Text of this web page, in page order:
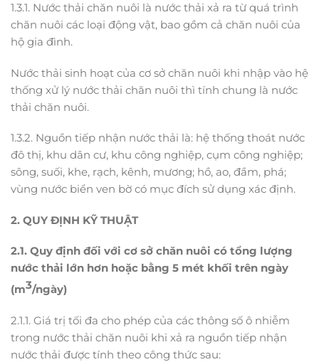
1.3.1. Nước thải chăn nuôi là nước thải xả ra từ quá trình
chăn nuôi các loại động vật, bao gồm cả chăn nuôi của
hộ gia đình.
Nước thải sinh hoạt của cơ sở chăn nuôi khi nhập vào hệ
thống xử lý nước thải chăn nuôi thì tính chung là nước
thải chăn nuôi.
1.3.2. Nguồn tiếp nhận nước thải là: hệ thống thoát nước
đô thị, khu dân cư, khu công nghiệp, cụm công nghiệp;
sông, suối, khe, rạch, kênh, mương; hồ, ao, đầm, phá;
vùng nước biển ven bờ có mục đích sử dụng xác định.
2. QUY ĐỊNH KỸ THUẬT
2.1. Quy định đối với cơ sở chăn nuôi có tổng lượng
nước thải lớn hơn hoặc bằng 5 mét khối trên ngày
(m3/ngày)
2.1.1. Giá trị tối đa cho phép của các thông số ô nhiễm
trong nước thải chăn nuôi khi xả ra nguồn tiếp nhận
nước thải được tính theo công thức sau: